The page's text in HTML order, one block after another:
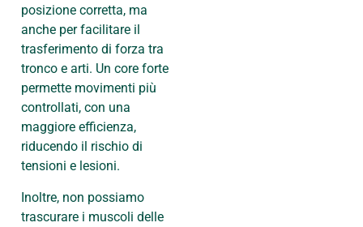
posizione corretta, ma
anche per facilitare il
trasferimento di forza tra
tronco e arti. Un core forte
permette movimenti più
controllati, con una
maggiore efficienza,
riducendo il rischio di
tensioni e lesioni.
Inoltre, non possiamo
trascurare i muscoli delle